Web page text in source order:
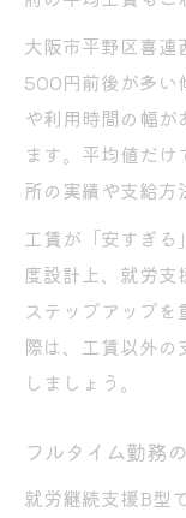
大阪市平野区喜連
500円前後が多い
や利用時間の幅
ます。平均値だ
所の実績や支給方
工賃が「安すぎ
度設計上、就労支
ステップアップ
際は、工賃以外
しましょう。
フルタイム勤務
就労継続支援B型